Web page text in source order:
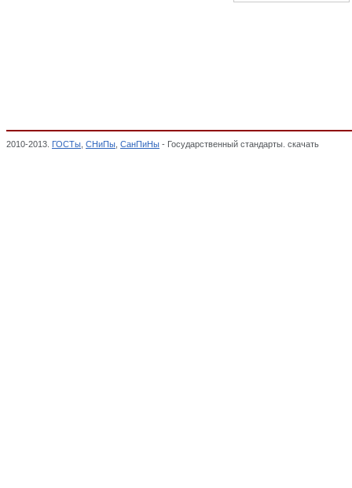
2010-2013. ГОСТы СНиПы СанПиНы - Государственный стандарты. скачать